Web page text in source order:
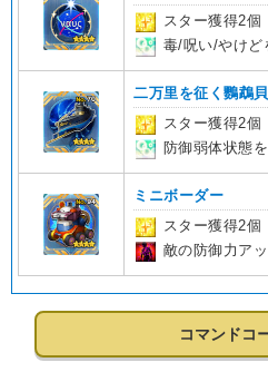
スター獲得2個
毒/呪い/やけど
二万里を征く鸚鵡貝
スター獲得2個
防御弱体状態
ミニボーダー
スター獲得2個
敵の防御力ア
コマンドコ